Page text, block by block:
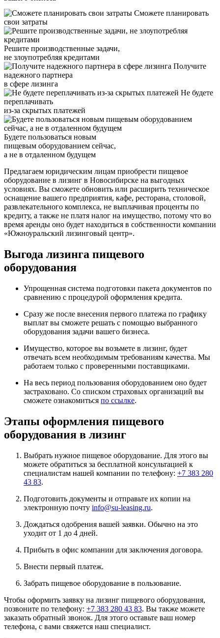
Сможете планировать
свои затраты
Решите производственные задачи,
не злоупотребляя кредитами
Получите
надежного партнера
в сфере лизинга
Не будете
переплачивать
из-за скрытых платежей
Будете пользоваться новым
пищевым оборудованием сейчас,
а не в отдаленном будущем
Предлагаем юридическим лицам приобрести пищевое
оборудование в лизинг в Новосибирске на выгодных
условиях. Вы сможете обновить или расширить техническое
оснащение вашего предприятия, кафе, ресторана, столовой,
развлекательного комплекса, не выплачивая проценты по
кредиту, а также не платя налог на имущество, потому что во
время аренды оно будет находиться в собственности компании
«Южноуральский лизинговый центр».
Выгода лизинга пищевого
оборудования
Упрощенная система подготовки пакета документов по
сравнению с процедурой оформления кредита.
Сразу же после внесения первого платежа по графику
выплат вы сможете решать с помощью выбранного
оборудования задачи вашего бизнеса.
Имущество, которое вы возьмете в лизинг, будет
отвечать всем необходимым требованиям качества. Мы
работаем только с проверенными поставщиками.
На весь период пользования оборудованием оно будет
застраховано. Со списком страховых организаций вы
сможете ознакомиться по ссылке.
Этапы оформления пищевого
оборудования в лизинг
Выбрать нужное пищевое оборудование. Для этого вы
можете обратиться за бесплатной консультацией к
специалистам нашей компании по телефону: +7 383 280
43 83.
Подготовить документы и отправьте их копии на
электронную почту info@su-leasing.ru.
Дождаться одобрения вашей заявки. Обычно на это
уходит от 1 до 4 дней.
Прибыть в офис компании для заключения договора.
Внести первый платеж.
Забрать пищевое оборудование в пользование.
Чтобы оформить заявку на лизинг пищевого оборудования,
позвоните по телефону: +7 383 280 43 83. Вы также можете
заказать обратный звонок. Для этого оставьте ваш номер
телефона, с вами свяжется наш специалист.